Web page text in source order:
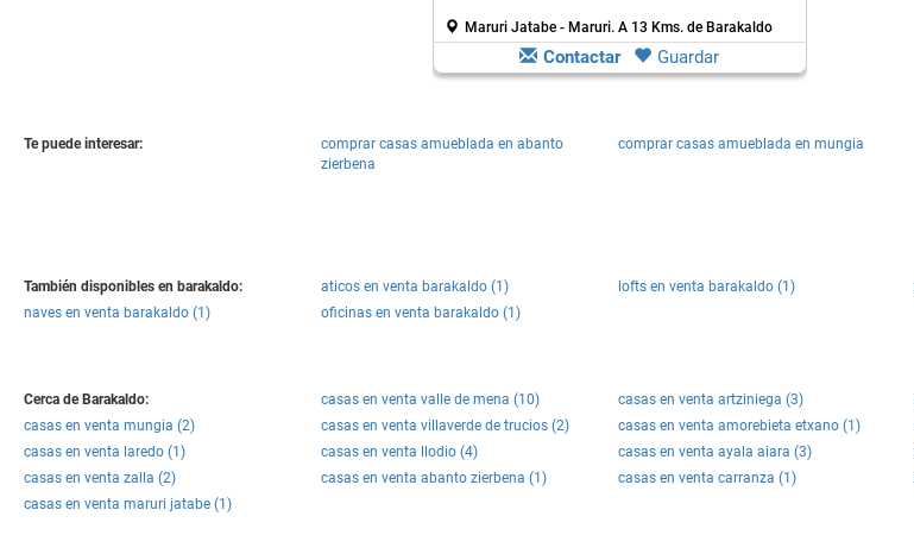
Maruri Jatabe - Maruri. A 13 Kms. de Barakaldo
Contactar Guardar
Te puede interesar:
comprar casas amueblada en abanto
zierbena
comprar casas amueblada en mungia
También disponibles en barakaldo: aticos en venta barakaldo (1) lofts en venta barakaldo (1)
naves en venta barakaldo (1)
oficinas en venta barakaldo (1)
Cerca de Barakaldo: casas en venta valle de mena (10) casas en venta artziniega (3)
casas en venta mungia (2)
casas en venta villaverde de trucios (2) casas en venta amorebieta etxano (1)
casas en venta laredo (1)
casas en venta llodio (4) casas en venta ayala aiara (3)
casas en venta zalla (2)
casas en venta abanto zierbena (1) casas en venta carranza (1)
casas en venta maruri jatabe (1)